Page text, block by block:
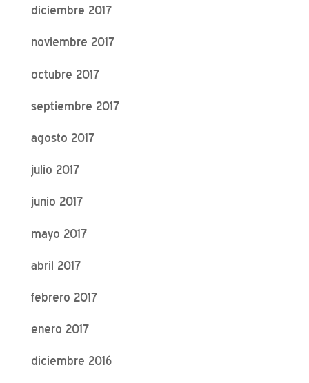
diciembre 2017
noviembre 2017
octubre 2017
septiembre 2017
agosto 2017
julio 2017
junio 2017
mayo 2017
abril 2017
febrero 2017
enero 2017
diciembre 2016